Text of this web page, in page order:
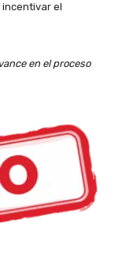
el
en el proceso